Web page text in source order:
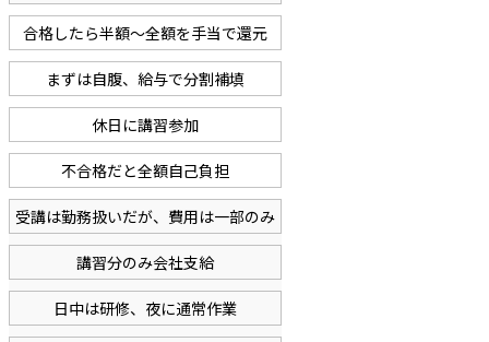
合格したら半額～全額を手当で還元
まずは自腹、給与で分割補填
休日に講習参加
不合格だと全額自己負担
受講は勤務扱いだが、費用は一部のみ
講習分のみ会社支給
日中は研修、夜に通常作業